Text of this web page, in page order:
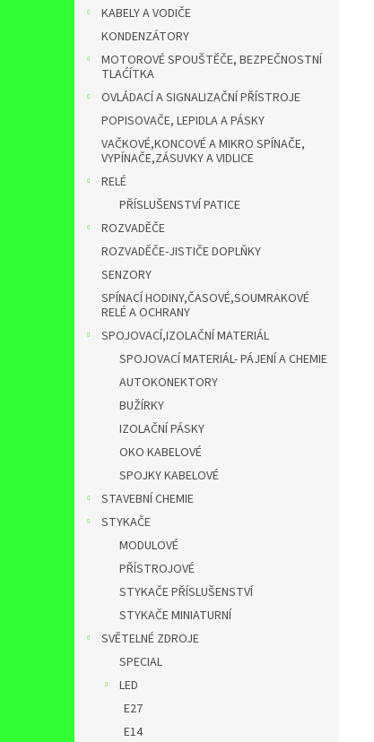
KABELY A VODIČE
KONDENZÁTORY
MOTOROVÉ SPOUŠTĚČE, BEZPEČNOSTNÍ
TLAĆÍTKA
OVLÁDACÍ A SIGNALIZAČNÍ PŘÍSTROJE
POPISOVAČE, LEPIDLA A PÁSKY
VAČKOVÉ,KONCOVÉ A MIKRO SPÍNAČE,
VYPÍNAČE,ZÁSUVKY A VIDLICE
RELÉ
PŘÍSLUŠENSTVÍ PATICE
ROZVADĚČE
ROZVADĚČE-JISTIČE DOPLŇKY
SENZORY
SPÍNACÍ HODINY,ČASOVÉ,SOUMRAKOVÉ
RELÉ A OCHRANY
SPOJOVACÍ,IZOLAČNÍ MATERIÁL
SPOJOVACÍ MATERIÁL- PÁJENÍ A CHEMIE
AUTOKONEKTORY
BUŽÍRKY
IZOLAČNÍ PÁSKY
OKO KABELOVÉ
SPOJKY KABELOVÉ
STAVEBNÍ CHEMIE
STYKAČE
MODULOVÉ
PŘÍSTROJOVÉ
STYKAČE PŘÍSLUŠENSTVÍ
STYKAČE MINIATURNÍ
SVĚTELNÉ ZDROJE
SPECIAL
LED
E27
E14